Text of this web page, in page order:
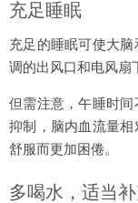
充足睡眠
充足的睡眠可使大
调的出风口和电风扇
但需注意，午睡时
抑制，脑内血流量
舒服而更加困倦。
多喝水，适当